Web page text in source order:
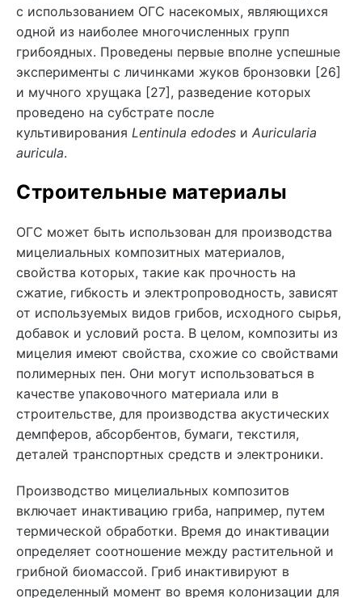
с использованием ОГС насекомых, являющихся
одной из наиболее многочисленных групп
грибоядных. Проведены первые вполне успешные
эксперименты с личинками жуков бронзовки [26]
и мучного хрущака [27], разведение которых
проведено на субстрате после
культивирования Lentinula edodes и Auricularia
auricula.
Строительные материалы
ОГС может быть использован для производства
мицелиальных композитных материалов,
свойства которых, такие как прочность на
сжатие, гибкость и электропроводность, зависят
от используемых видов грибов, исходного сырья,
добавок и условий роста. В целом, композиты из
мицелия имеют свойства, схожие со свойствами
полимерных пен. Они могут использоваться в
качестве упаковочного материала или в
строительстве, для производства акустических
демпферов, абсорбентов, бумаги, текстиля,
деталей транспортных средств и электроники.
Производство мицелиальных композитов
включает инактивацию гриба, например, путем
термической обработки. Время до инактивации
определяет соотношение между растительной и
грибной биомассой. Гриб инактивируют в
определенный момент во время колонизации для